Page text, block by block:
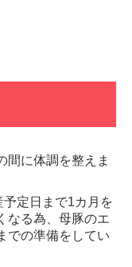
間に体調を整えま
定日まで1カ月を
る為、 母豚のエ
での準備をしてい